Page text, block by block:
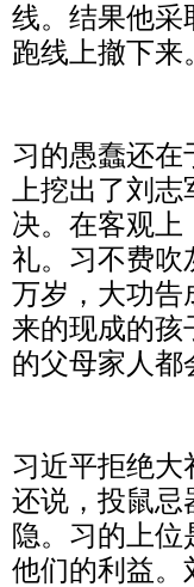
线。结果他采
跑线上撤下来
习的愚蠢还在
上挖出了刘
决。在客观上
礼。习不费吹
万岁，大功告
来的现成的孩
的父母家人都
习近平拒绝大
还说，投鼠忌
隐。习的上
他们的利益。